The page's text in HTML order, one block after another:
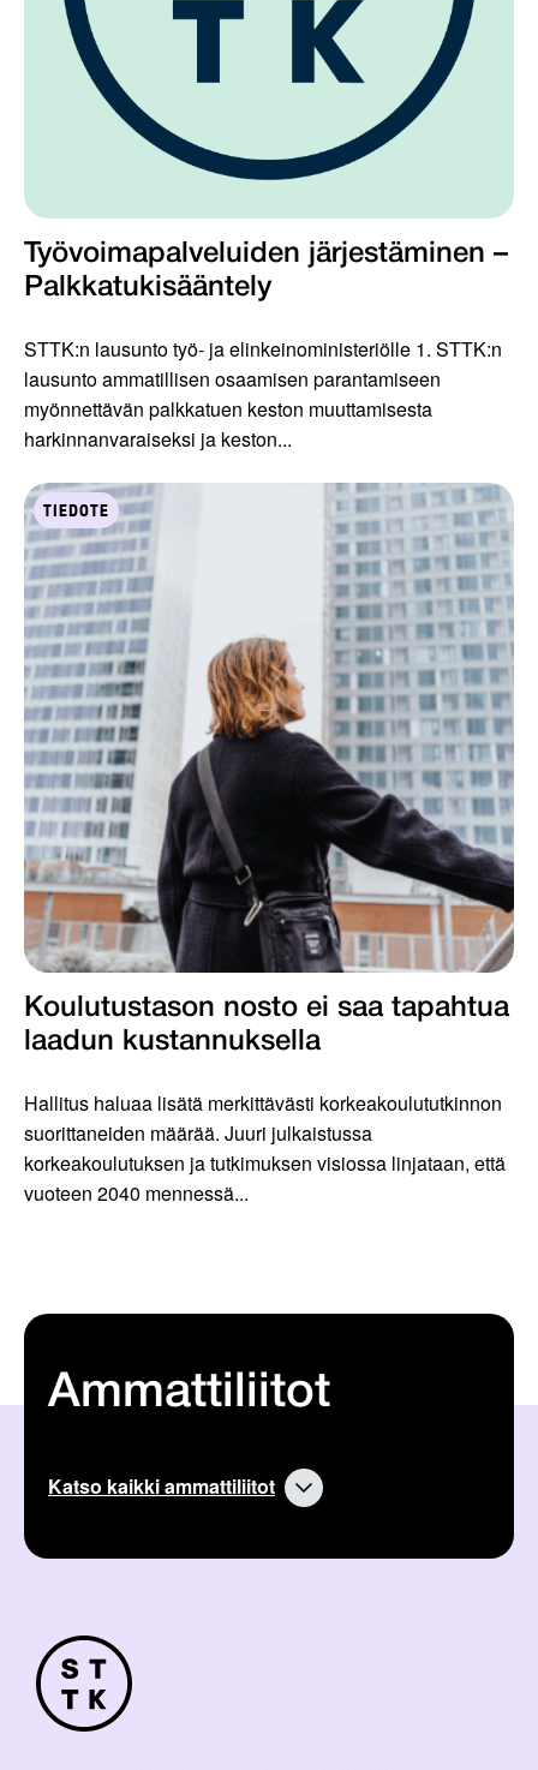
Työvoimapalveluiden järjestäminen –
Palkkatukisääntely
STTK:n lausunto työ- ja elinkeinoministeriölle 1. STTK:n
lausunto ammatillisen osaamisen parantamiseen
myönnettävän palkkatuen keston muuttamisesta
harkinnanvaraiseksi ja keston...
TIEDOTE
Koulutustason nosto ei saa tapahtua
laadun kustannuksella
Hallitus haluaa lisätä merkittävästi korkeakoulututkinnon
suorittaneiden määrää. Juuri julkaistussa
korkeakoulutuksen ja tutkimuksen visiossa linjataan, että
vuoteen 2040 mennessä...
Ammattiliitot
Katso kaikki ammattiliitot